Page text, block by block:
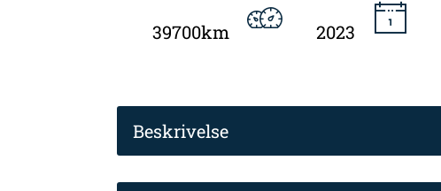
39700km 2023
Beskrivelse